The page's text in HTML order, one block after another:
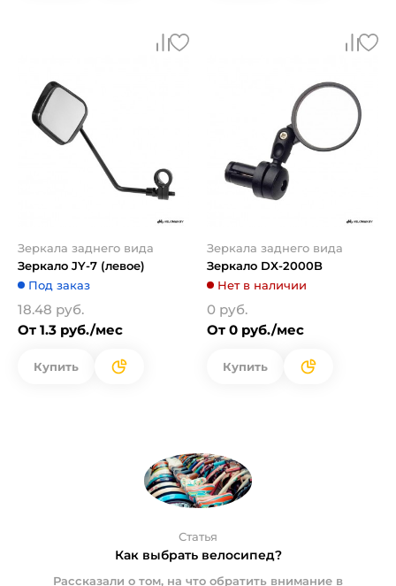
Зеркала заднего вида
Зеркало JY-7 (левое)
Под заказ
18.48 руб.
От 1.3 руб./мес
Купить
Зеркала заднего вида
Зеркало DX-2000B
Нет в наличии
0 руб.
От 0 руб./мес
Купить
Статья
Как выбрать велосипед?
Рассказали о том, на что обратить внимание в